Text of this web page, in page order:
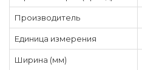
Производитель
Единица измерения
Ширина (мм)